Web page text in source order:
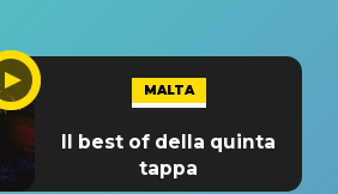
MALTA
Il best of della quinta
tappa